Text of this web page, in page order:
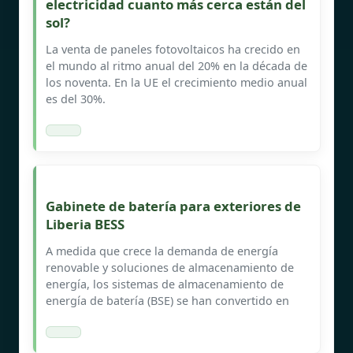
electricidad cuanto más cerca están del
sol?
La venta de paneles fotovoltaicos ha crecido en
el mundo al ritmo anual del 20% en la década de
los noventa. En la UE el crecimiento medio anual
es del 30%.
Gabinete de batería para exteriores de
Liberia BESS
A medida que crece la demanda de energía
renovable y soluciones de almacenamiento de
energía, los sistemas de almacenamiento de
energía de batería (BSE) se han convertido en